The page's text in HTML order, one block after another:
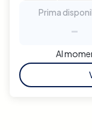
Prima
-
Al